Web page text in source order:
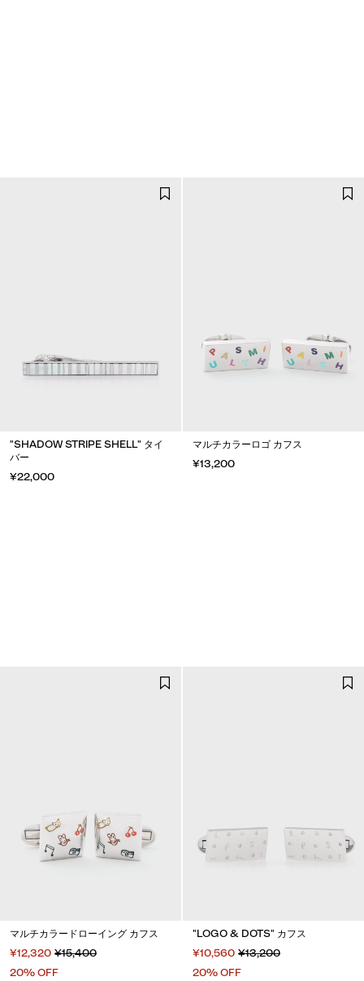
"SHADOW STRIPE SHELL" タイ
バー
¥22,000
マルチカラーロゴ カフス
¥13,200
マルチカラードローイング カフス
¥12,320 ¥15,400
20% OFF
"LOGO & DOTS" カフス
¥10,560 ¥13,200
20% OFF